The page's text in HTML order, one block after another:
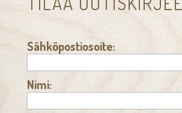
Sähköpostiosoite:
Nimi: